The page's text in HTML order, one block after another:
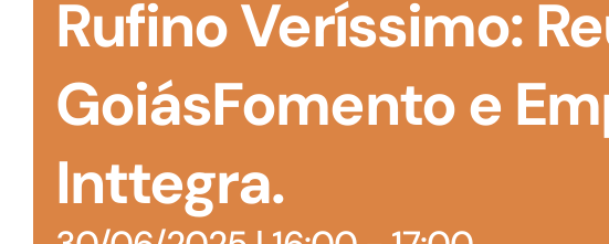
manutenção de estoques e despesas operacionais
realizar
Rufino Veríssimo:
GoiásFomento e
Inttegra.